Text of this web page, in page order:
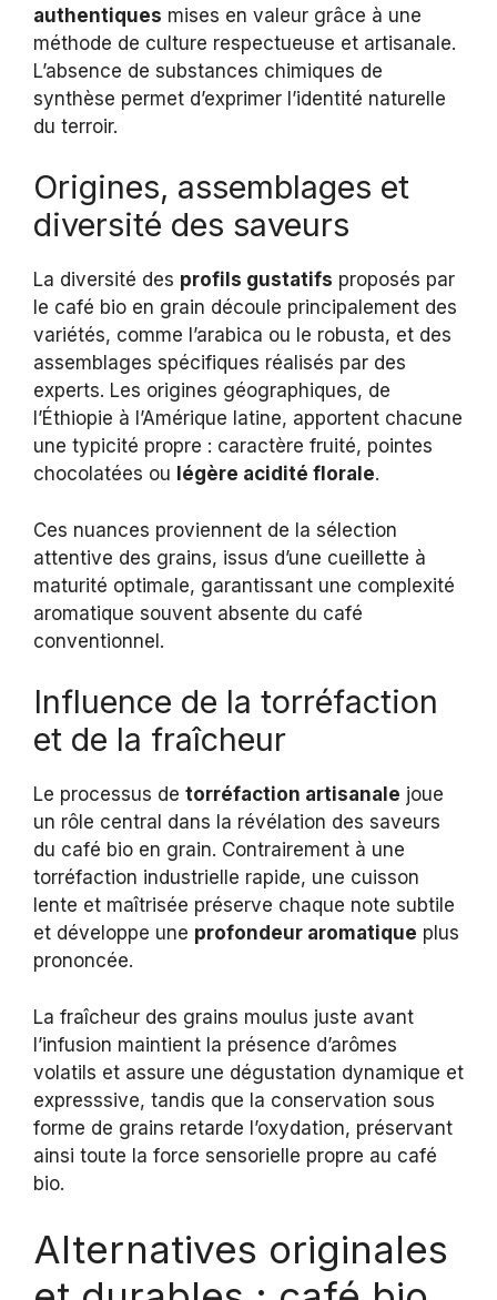
authentiques mises en valeur grâce à une
méthode de culture respectueuse et artisanale.
L’absence de substances chimiques de
synthèse permet d’exprimer l’identité naturelle
du terroir.
Origines, assemblages et
diversité des saveurs
La diversité des profils gustatifs proposés par
le café bio en grain découle principalement des
variétés, comme l’arabica ou le robusta, et des
assemblages spécifiques réalisés par des
experts. Les origines géographiques, de
l’Éthiopie à l’Amérique latine, apportent chacune
une typicité propre : caractère fruité, pointes
chocolatées ou légère acidité florale.
Ces nuances proviennent de la sélection
attentive des grains, issus d’une cueillette à
maturité optimale, garantissant une complexité
aromatique souvent absente du café
conventionnel.
Influence de la torréfaction
et de la fraîcheur
Le processus de torréfaction artisanale joue
un rôle central dans la révélation des saveurs
du café bio en grain. Contrairement à une
torréfaction industrielle rapide, une cuisson
lente et maîtrisée préserve chaque note subtile
et développe une profondeur aromatique plus
prononcée.
La fraîcheur des grains moulus juste avant
l’infusion maintient la présence d’arômes
volatils et assure une dégustation dynamique et
expresssive, tandis que la conservation sous
forme de grains retarde l’oxydation, préservant
ainsi toute la force sensorielle propre au café
bio.
Alternatives originales